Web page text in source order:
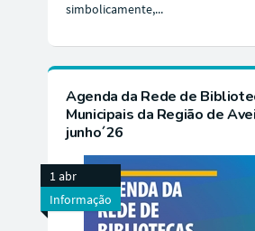
simbolicamente,...
Agenda da Rede de
Municipais da Região de
junho´26
1 abr
Informação